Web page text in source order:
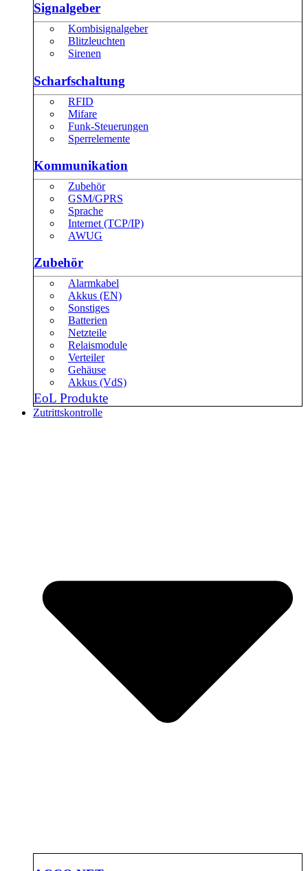
Signalgeber
Kombisignalgeber
Blitzleuchten
Sirenen
Scharfschaltung
RFID
Mifare
Funk-Steuerungen
Sperrelemente
Kommunikation
Zubehör
GSM/GPRS
Sprache
Internet (TCP/IP)
AWUG
Zubehör
Alarmkabel
Akkus (EN)
Sonstiges
Batterien
Netzteile
Relaismodule
Verteiler
Gehäuse
Akkus (VdS)
EoL Produkte
Zutrittskontrolle